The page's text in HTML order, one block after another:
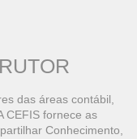
das áreas contábil,
CEFIS fornece as
Conhecimento,